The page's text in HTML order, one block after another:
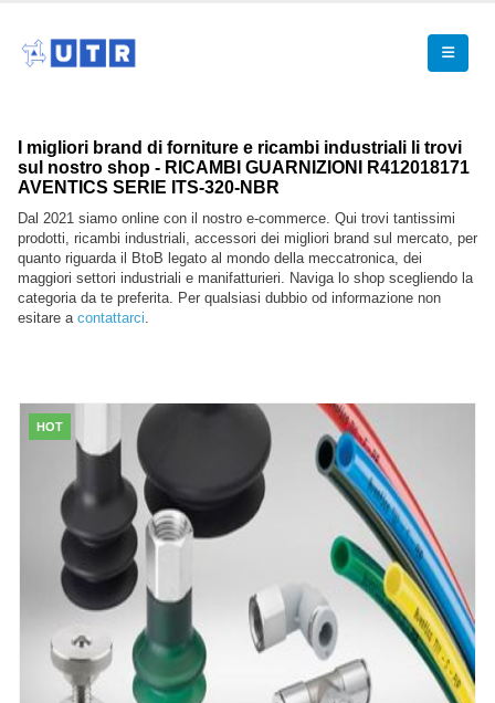
I migliori brand di forniture e ricambi industriali li trovi
sul nostro shop - RICAMBI GUARNIZIONI R412018171
AVENTICS SERIE ITS-320-NBR
Dal 2021 siamo online con il nostro e-commerce. Qui trovi tantissimi
prodotti, ricambi industriali, accessori dei migliori brand sul mercato, per
quanto riguarda il BtoB legato al mondo della meccatronica, dei
maggiori settori industriali e manifatturieri. Naviga lo shop scegliendo la
categoria da te preferita. Per qualsiasi dubbio od informazione non
esitare a contattarci.
HOT